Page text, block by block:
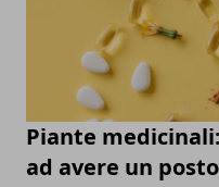
Piante
ad avere un